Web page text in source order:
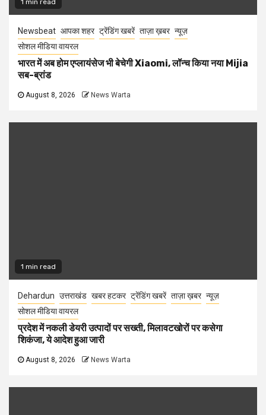
1 min read
Newsbeat आपका शहर ट्रेंडिंग खबरें ताज़ा ख़बर न्यूज़
सोशल मीडिया वायरल
भारत में अब होम एप्लायंसेज भी बेचेगी Xiaomi, लॉन्च किया नया Mijia
सब-ब्रांड
August 8, 2026 News Warta
1 min read
Dehardun उत्तराखंड खबर हटकर ट्रेंडिंग खबरें ताज़ा ख़बर न्यूज़
सोशल मीडिया वायरल
प्रदेश में नकली डेयरी उत्पादों पर सख्ती, मिलावटखोरों पर कसेगा
शिकंजा, ये आदेश हुआ जारी
August 8, 2026 News Warta